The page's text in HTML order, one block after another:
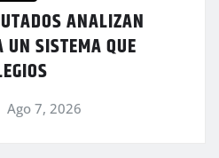
ANALIZAN
SISTEMA QUE
Ago 7, 2026